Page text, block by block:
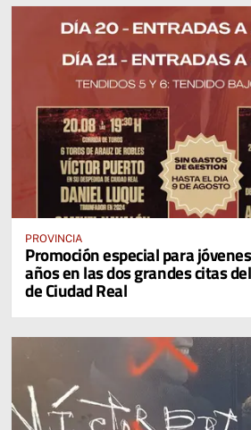
PROVINCIA
Promoción especial para
años en las dos grandes citas
de Ciudad Real